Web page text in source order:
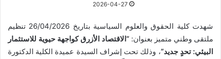
2026-04-27
شهدت كلية الحقوق والعلوم السياسية بتاريخ 26/04/2026 تنظيم
ملتقى وطني متميز بعنوان: “الاقتصاد الأزرق كواجهة حيوية للاستثمار
البيئي: تحدٍ جديد”، وذلك تحت إشراف السيدة عميدة الكلية الدكتورة